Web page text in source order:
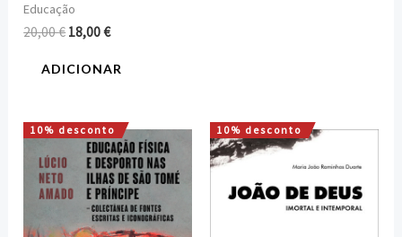
Educação
20,00€ 18,00€
ADICIONAR
10% desconto
O
preço
original
era:
18,00 €.
O
preço
atual
é:
16,20 €.
10% desconto
O
preço
original
era:
25,00 €.
O
atual
é:
22,50 €.